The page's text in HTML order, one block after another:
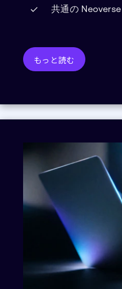
共通の
もっと読む